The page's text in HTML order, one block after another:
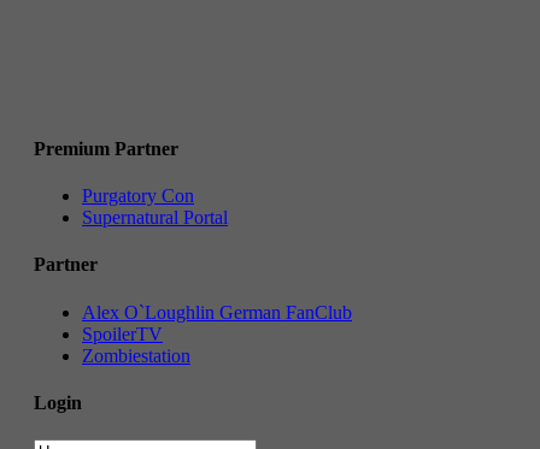
Premium Partner
Purgatory Con
Supernatural Portal
Partner
Alex O`Loughlin German FanClub
SpoilerTV
Zombiestation
Login